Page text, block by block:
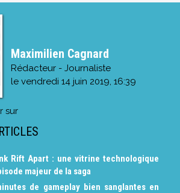
Maximilien Cagnard
Rédacteur - Journaliste
le vendredi 14 juin 2019, 16:39
sur
Rift Apart : une vitrine technologique
majeur de la saga
de gameplay bien sanglantes en